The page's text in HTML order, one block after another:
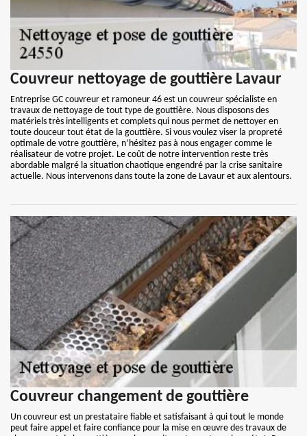
Couvreur nettoyage de gouttière Lavaur
Entreprise GC couvreur et ramoneur 46 est un couvreur spécialiste en
travaux de nettoyage de tout type de gouttière. Nous disposons des
matériels très intelligents et complets qui nous permet de nettoyer en
toute douceur tout état de la gouttière. Si vous voulez viser la propreté
optimale de votre gouttière, n’hésitez pas à nous engager comme le
réalisateur de votre projet. Le coût de notre intervention reste très
abordable malgré la situation chaotique engendré par la crise sanitaire
actuelle. Nous intervenons dans toute la zone de Lavaur et aux alentours.
Couvreur changement de gouttière
Un couvreur est un prestataire fiable et satisfaisant à qui tout le monde
peut faire appel et faire confiance pour la mise en œuvre des travaux de